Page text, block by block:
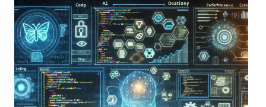
خدماتنا
اعمالنا
من
نحن
المدونة
اتصل